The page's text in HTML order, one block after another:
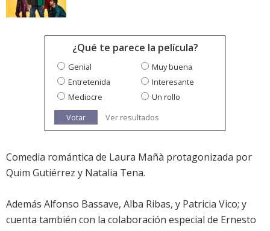
¿Qué te parece la película?
Genial
Muy buena
Entretenida
Interesante
Mediocre
Un rollo
Votar
Ver resultados
Comedia romántica de Laura Mañà protagonizada por
Quim Gutiérrez y Natalia Tena.
Además Alfonso Bassave, Alba Ribas, y Patricia Vico; y
cuenta también con la colaboración especial de Ernesto